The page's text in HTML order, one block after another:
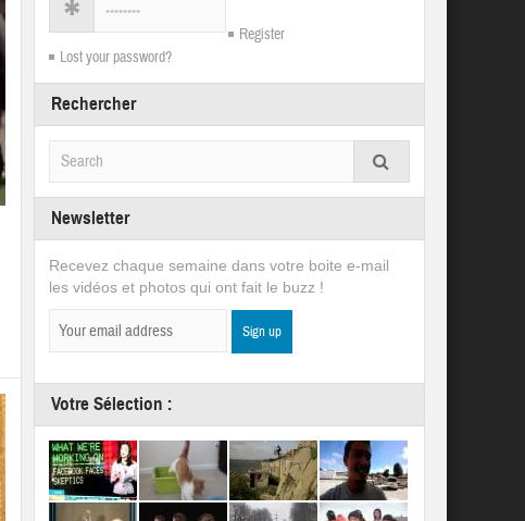
Register
Lost your password?
Rechercher
Newsletter
Recevez chaque semaine dans votre boite e-mail
les vidéos et photos qui ont fait le buzz !
Votre Sélection :